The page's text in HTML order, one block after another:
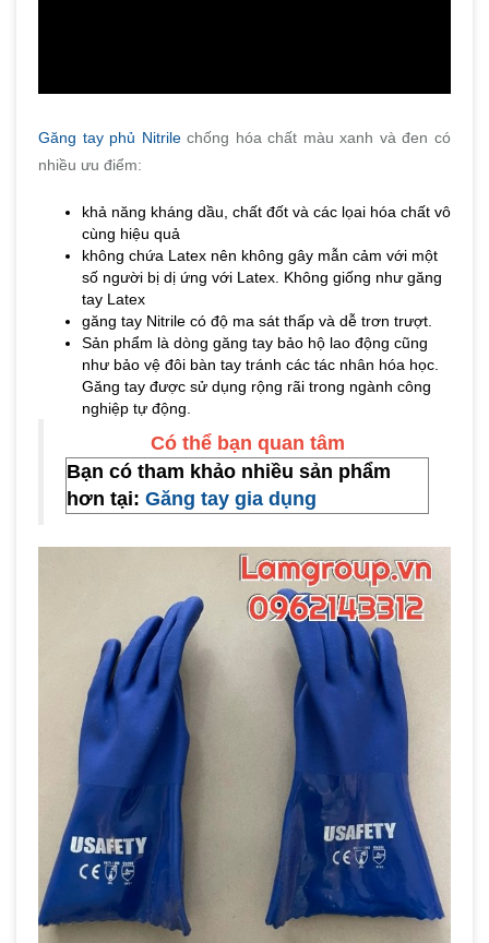
Găng tay phủ Nitrilechống hóa chất màu xanh và đen có
nhiều ưu điểm:
khả năng kháng dầu, chất đốt và các lọai hóa chất vô
cùng hiệu quả
không chứa Latex nên không gây mẫn cảm với một
số người bị dị ứng với Latex. Không giống như găng
tay Latex
găng tay Nitrile có độ ma sát thấp và dễ trơn trượt.
Sản phẩm là dòng găng tay bảo hộ lao động cũng
như bảo vệ đôi bàn tay tránh các tác nhân hóa học.
Găng tay được sử dụng rộng rãi trong ngành công
nghiệp tự động.
Có thể bạn quan tâm
Bạn có tham khảo nhiều sản phẩm
hơn tại: Găng tay gia dụng